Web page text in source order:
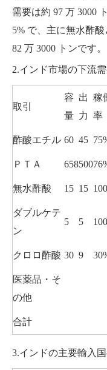
需要は約 97 万 3000
5% で、主に無水酢
82 万 3000 トンです。
2.インド市場の下流需
取引
容
量
出
力
稼
率
酢酸エチル 60 45
ＰＴＡ 658500
無水酢酸 15 15
ダブルケテ
ン
5 5
クロロ酢酸 30 9
医薬品・そ
の他
合計
3.インドの主要輸入